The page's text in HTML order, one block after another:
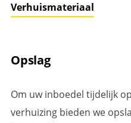
Verhuismateriaal
Opslag
Om uw inboedel tijdelijk
verhuizing bieden we